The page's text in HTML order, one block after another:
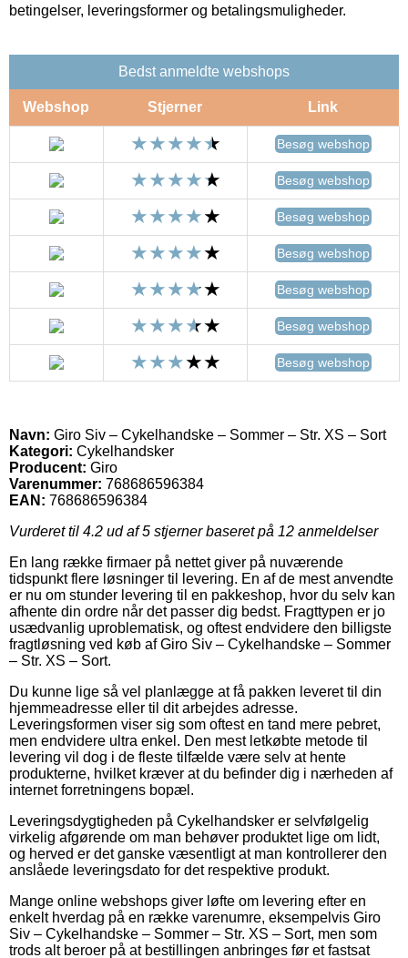
betingelser, leveringsformer og betalingsmuligheder.
Bedst anmeldte webshops
Webshop Stjerner Link
Besøg webshop
Besøg webshop
Besøg webshop
Besøg webshop
Besøg webshop
Besøg webshop
Besøg webshop
Navn: Giro Siv – Cykelhandske – Sommer – Str. XS – Sort
Kategori: Cykelhandsker
Producent: Giro
Varenummer: 768686596384
EAN: 768686596384
Vurderet til 4.2 ud af 5 stjerner baseret på 12 anmeldelser
En lang række firmaer på nettet giver på nuværende
tidspunkt flere løsninger til levering. En af de mest anvendte
er nu om stunder levering til en pakkeshop, hvor du selv kan
afhente din ordre når det passer dig bedst. Fragttypen er jo
usædvanlig uproblematisk, og oftest endvidere den billigste
fragtløsning ved køb af Giro Siv – Cykelhandske – Sommer
– Str. XS – Sort.
Du kunne lige så vel planlægge at få pakken leveret til din
hjemmeadresse eller til dit arbejdes adresse.
Leveringsformen viser sig som oftest en tand mere pebret,
men endvidere ultra enkel. Den mest letkøbte metode til
levering vil dog i de fleste tilfælde være selv at hente
produkterne, hvilket kræver at du befinder dig i nærheden af
internet forretningens bopæl.
Leveringsdygtigheden på Cykelhandsker er selvfølgelig
virkelig afgørende om man behøver produktet lige om lidt,
og herved er det ganske væsentligt at man kontrollerer den
anslåede leveringsdato for det respektive produkt.
Mange online webshops giver løfte om levering efter en
enkelt hverdag på en række varenumre, eksempelvis Giro
Siv – Cykelhandske – Sommer – Str. XS – Sort, men som
trods alt beroer på at bestillingen anbringes før et fastsat